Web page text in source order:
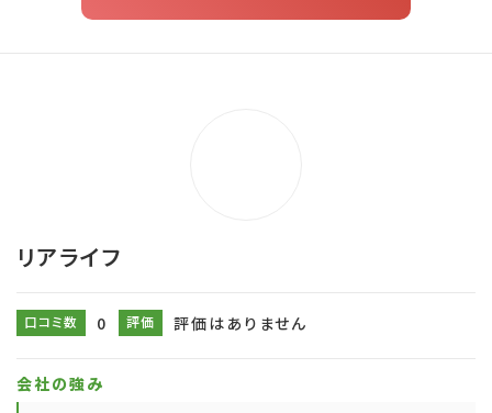
リアライフ
口コミ数 0 評価 評価はありません
会社の強み